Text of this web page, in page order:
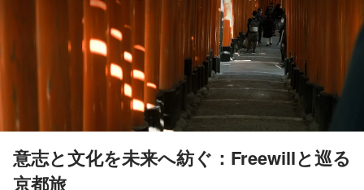
意志と文化を未来へ紡ぐ：Freewillと巡る
京都旅